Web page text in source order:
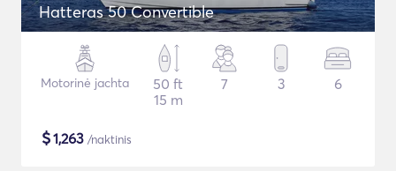
Hatteras 50 Convertible
Motorinė jachta
50 ft
15 m
7 3 6
$1,263 /naktinis